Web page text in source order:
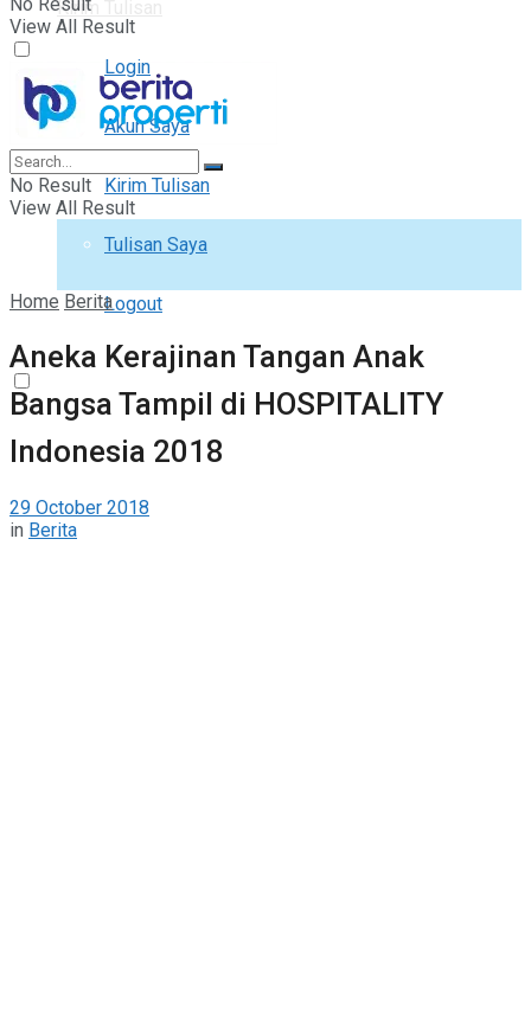
Kirim Tulisan
Login
Akun Saya
Kirim Tulisan
Tulisan Saya
Logout
View All Result
No Result
View All Result
Home Berita
Aneka Kerajinan Tangan Anak
Bangsa Tampil di HOSPITALITY
Indonesia 2018
29 October 2018
in Berita